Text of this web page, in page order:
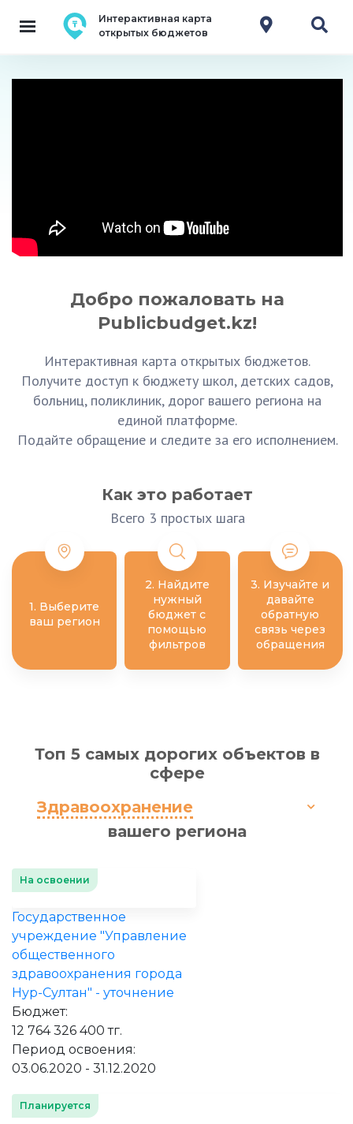
Интерактивная карта
открытых бюджетов
Добро пожаловать на
Publicbudget.kz!
Интерактивная карта открытых бюджетов.
Получите доступ к бюджету школ, детских садов,
больниц, поликлиник, дорог вашего региона на
единой платформе.
Подайте обращение и следите за его исполнением.
Как это работает
Всего 3 простых шага
1. Выберите
ваш регион
2. Найдите
нужный
бюджет с
помощью
фильтров
3. Изучайте и
давайте
обратную
связь через
обращения
Топ 5 самых дорогих объектов в
сфере
Здравоохранение
вашего региона
На освоении
Государственное
учреждение "Управление
общественного
здравоохранения города
Нур-Султан" - уточнение
Бюджет:
12 764 326 400 тг.
Период освоения:
03.06.2020 - 31.12.2020
Планируется